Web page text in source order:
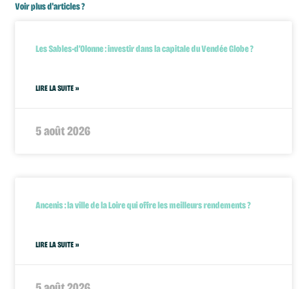
Voir plus d'articles ?
Les Sables-d’Olonne : investir dans la capitale du Vendée Globe ?
LIRE LA SUITE »
5 août 2026
Ancenis : la ville de la Loire qui offre les meilleurs rendements ?
LIRE LA SUITE »